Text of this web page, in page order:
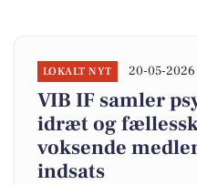
LOKALT NYT 20-05-2026
VIB IF samler
idræt og
voksende
indsats